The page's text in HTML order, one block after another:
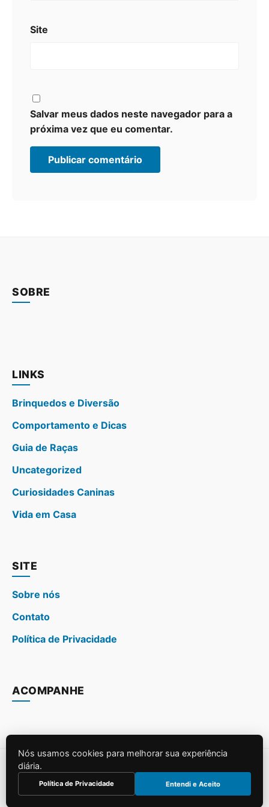
Site
Salvar meus dados neste navegador para a
próxima vez que eu comentar.
SOBRE
LINKS
Brinquedos e Diversão
Comportamento e Dicas
Guia de Raças
Uncategorized
Curiosidades Caninas
Vida em Casa
SITE
Sobre nós
Contato
Política de Privacidade
ACOMPANHE
© 2026. Todos os direitos reservados.
Construído para SEO e Performance.
Nós usamos cookies para melhorar sua experiência
diária.
Política de Privacidade Entendi e Aceito